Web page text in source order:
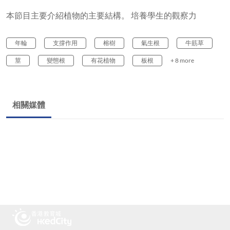
本節目主要介紹植物的主要結構。 培養學生的觀察力
年輪 支撐作用 榕樹 氣生根 牛筋草
莖 變態根 有花植物 板根 + 8 more
相關媒體